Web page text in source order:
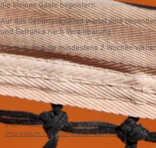
die kleinen Gäste begeistern.
Auf das Geburtstagskind wartet eine
und Getränke nach Vereinbarung.
Anmeldung bitte mindestens 2 Wochen
© 2014 Proudly created with Wix.com
Impressum / Nutzungsbedingungen